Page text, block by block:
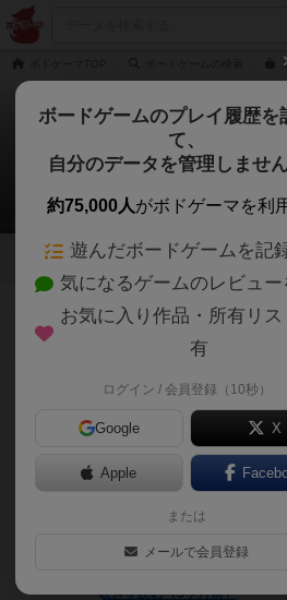
エレガン
8件のレビュー
5 8
148名
徹底的に上品さにこだ
ノーサンキューなゲー
レイしました。なんか
なーっとボドゲーマ内
る時にこのゲームを見
ビュー読んで、面白そ
続きを読む（5ヶ月前）
ボードゲームのプレイ履歴を
て、
自分のデータを管理しませ
約75,000人がボドゲーマを利
遊んだボードゲームを記
気になるゲームのレビュー
お気に入り作品・所有リス
有
ログイン / 会員登録（10秒）
Google X
Apple
または
メールで会員登録